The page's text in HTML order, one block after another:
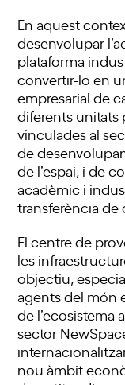
En aquest
desenvolupar
plataforma
convertir-lo en
empresarial de
diferents unitats
vinculades al
de
de l’espai, i de
acadèmic i
transferència de
El centre de
les
objectiu,
agents del món
de l’ecosistema
sector
nou àmbit